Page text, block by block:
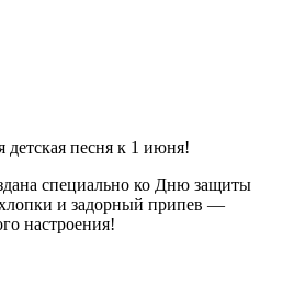
песня к 1 июня!
специально ко Дню защиты
и задорный припев —
настроения!